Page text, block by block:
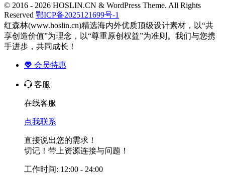
© 2016 - 2026 HOSLIN.CN & WordPress Theme. All Rights
Reserved 鄂ICP备2025121699号-1
红森林(www.hoslin.cn)精选海内外优质顶级设计素材，以“共
享创造价值”为理念，以“尊重原创权益”为准则。我们与您携
手进步，共同成长！
会员特惠
客服
在线客服
点我联系
直接说出您的需求！
切记！带上资源连接与问题！
工作时间: 12:00 - 24:00